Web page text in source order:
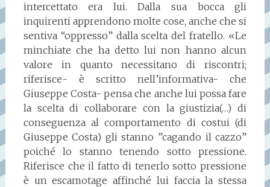
intercettato era lui. Dalla sua bocca gli
inquirenti apprendono molte cose, anche che si
sentiva “oppresso” dalla scelta del fratello. «Le
minchiate che ha detto lui non hanno alcun
valore in quanto necessitano di riscontri;
riferisce- è scritto nell’informativa- che
Giuseppe Costa- pensa che anche lui possa fare
la scelta di collaborare con la giustizia(…) di
conseguenza al comportamento di costui (di
Giuseppe Costa) gli stanno ”cagando il cazzo”
poiché lo stanno tenendo sotto pressione.
Riferisce che il fatto di tenerlo sotto pressione
è un escamotage affinché lui faccia la stessa